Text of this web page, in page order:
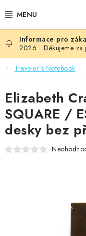
na
NOVINKY
HURÁ DÍLNA
VŠECHNO ZBOŽÍ
KNIHAŘSKÝ MATERIÁL
MOJE OBJEDNÁVKA
2026... Děkujeme za
Traveler´s Notebook
Elizabeth
SQUARE /
desky bez